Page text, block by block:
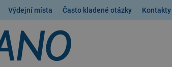
Výdejní místa Často kladené otázky Kontakty